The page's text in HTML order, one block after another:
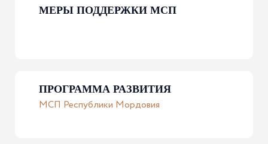
ЦИФРОВАЯ ПЛАТФОРМА МСП
МЕРЫ ПОДДЕРЖКИ МСП
ПРОГРАММА РАЗВИТИЯ
МСП Республики Мордовия